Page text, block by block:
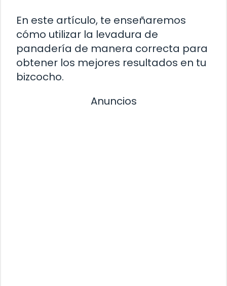
En este artículo, te enseñaremos
cómo utilizar la levadura de
panadería de manera correcta para
obtener los mejores resultados en tu
bizcocho.
Anuncios